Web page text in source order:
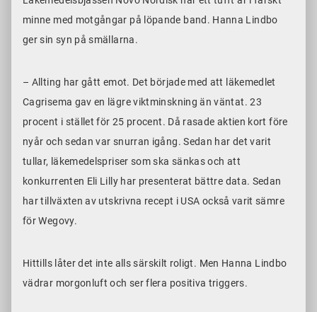
minne med motgångar på löpande band. Hanna Lindbo
ger sin syn på smällarna.
– Allting har gått emot. Det började med att läkemedlet
Cagrisema gav en lägre viktminskning än väntat. 23
procent i stället för 25 procent. Då rasade aktien kort före
nyår och sedan var snurran igång. Sedan har det varit
tullar, läkemedelspriser som ska sänkas och att
konkurrenten Eli Lilly har presenterat bättre data. Sedan
hartillväxten av utskrivna recept i USA också varit sämre
för Wegovy.
Hittills låter det inte alls särskilt roligt. Men Hanna Lindbo
vädrar morgonluft och ser flera positiva triggers.